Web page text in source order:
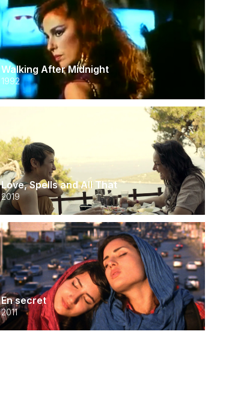
Walking After Midnight
1992
Love, Spells and All That
2019
En secret
2011